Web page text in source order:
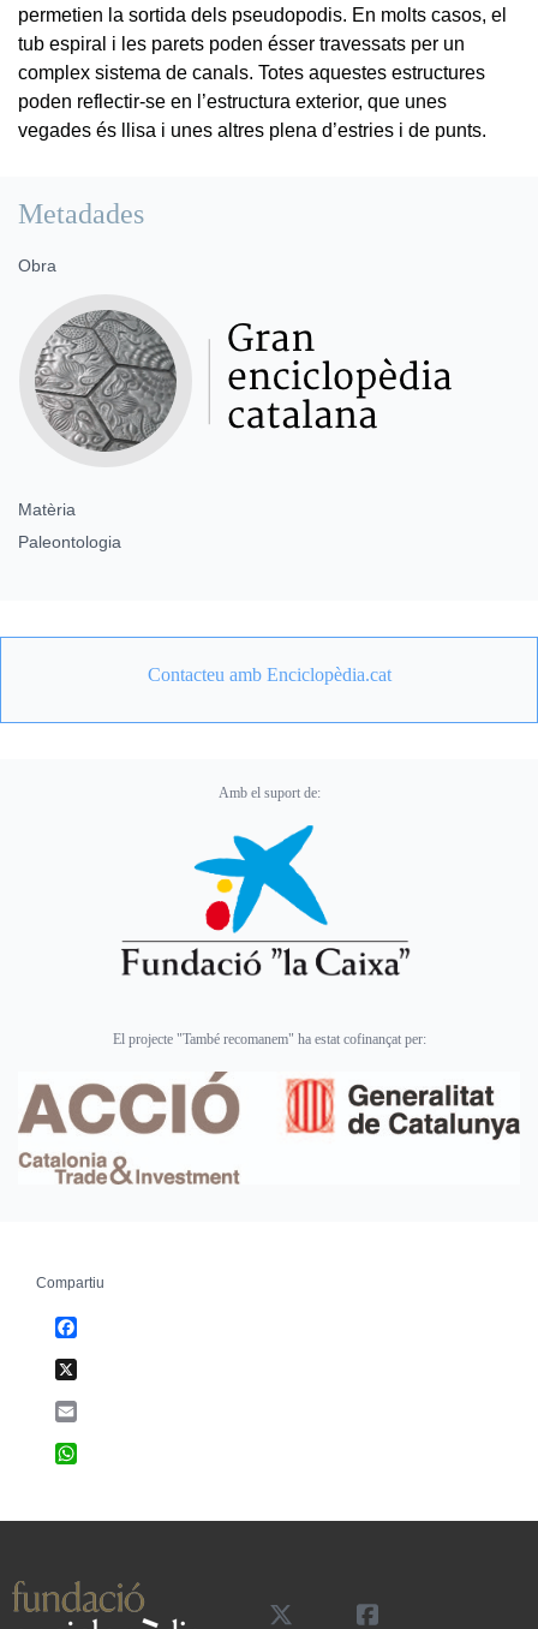
permetien la sortida dels pseudopodis. En molts casos, el
tub espiral i les parets poden ésser travessats per un
complex sistema de canals. Totes aquestes estructures
poden reflectir-se en l’estructura exterior, que unes
vegades és llisa i unes altres plena d’estries i de punts.
Metadades
Obra
Matèria
Paleontologia
Contacteu amb Enciclopèdia.cat
Amb el suport de:
El projecte "També recomanem" ha estat cofinançat per:
Compartiu